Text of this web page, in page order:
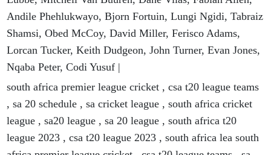
Andile Phehlukwayo, Bjorn Fortuin, Lungi Ngidi, Tabraiz
Shamsi, Obed McCoy, David Miller, Ferisco Adams,
Lorcan Tucker, Keith Dudgeon, John Turner, Evan Jones,
Nqaba Peter, Codi Yusuf |
south africa premier league cricket , csa t20 league teams
, sa 20 schedule , sa cricket league , south africa cricket
league , sa20 league , sa 20 league , south africa t20
league 2023 , csa t20 league 2023 , south africa lea south